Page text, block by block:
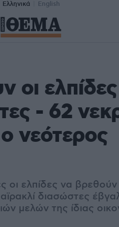
Ελληνικά English
οι
- 62
νεότερος
οι ελπίδες να
διασώστες
μελών της ίδιας